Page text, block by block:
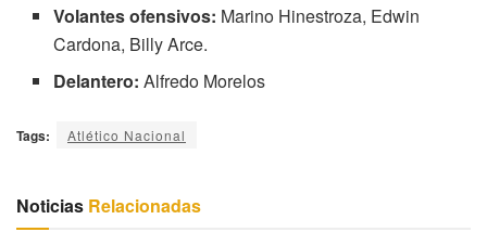
Volantes ofensivos: Marino Hinestroza, Edwin
Cardona, Billy Arce.
Delantero: Alfredo Morelos
Tags: Atlético Nacional
Noticias Relacionadas